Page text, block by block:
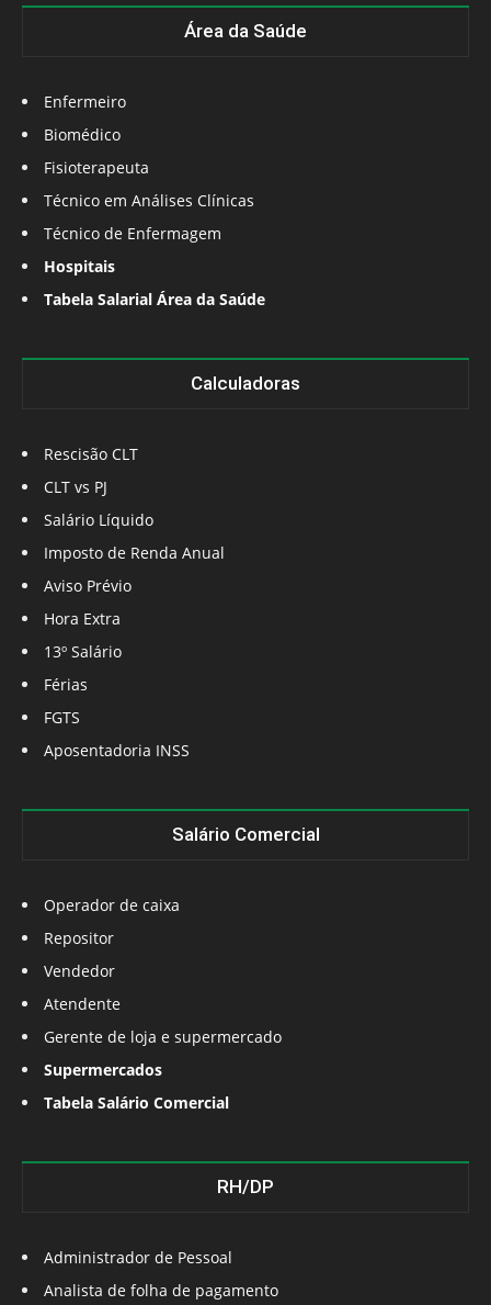
Área da Saúde
Enfermeiro
Biomédico
Fisioterapeuta
Técnico em Análises Clínicas
Técnico de Enfermagem
Hospitais
Tabela Salarial Área da Saúde
Calculadoras
Rescisão CLT
CLT vs PJ
Salário Líquido
Imposto de Renda Anual
Aviso Prévio
Hora Extra
13º Salário
Férias
FGTS
Aposentadoria INSS
Salário Comercial
Operador de caixa
Repositor
Vendedor
Atendente
Gerente de loja e supermercado
Supermercados
Tabela Salário Comercial
RH/DP
Administrador de Pessoal
Analista de folha de pagamento